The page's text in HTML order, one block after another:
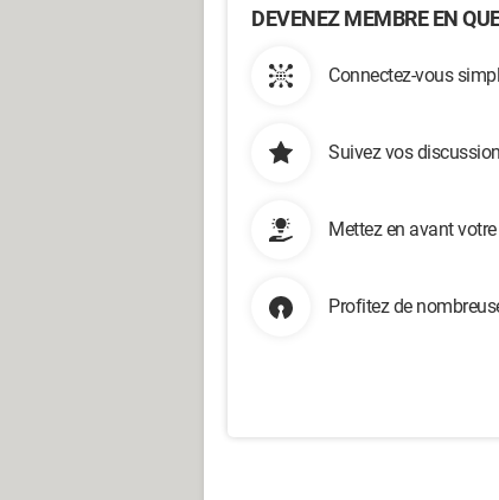
DEVENEZ MEMBRE EN
Connectez-vous
Suivez vos
Mettez en avant
Profitez de